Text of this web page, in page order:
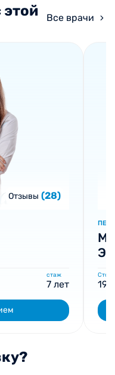
этой
Все врачи
Отзывы (28)
стаж
7 лет